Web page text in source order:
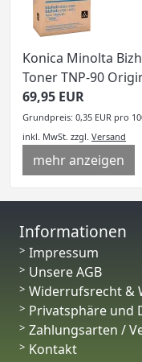
Konica Minolta
Toner TNP-90
69,95 EUR
Grundpreis: 0,35 EUR pro
inkl. MwSt. zzgl. Versand
mehr anzeigen
Informationen
Impressum
Unsere AGB
Widerrufsrecht &
Privatsphäre und
Zahlungsarten /
Kontakt